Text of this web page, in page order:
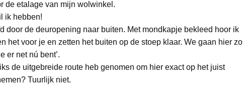
de etalage van mijn wolwinkel.
ik hebben!
door de deuropening naar buiten. Met mondkapje bekleed hoor ik
het voor je en zetten het buiten op de stoep klaar. We gaan hier zo
er net nú bent’.
de uitgebreide route heb genomen om hier exact op het juist
Tuurlijk niet.